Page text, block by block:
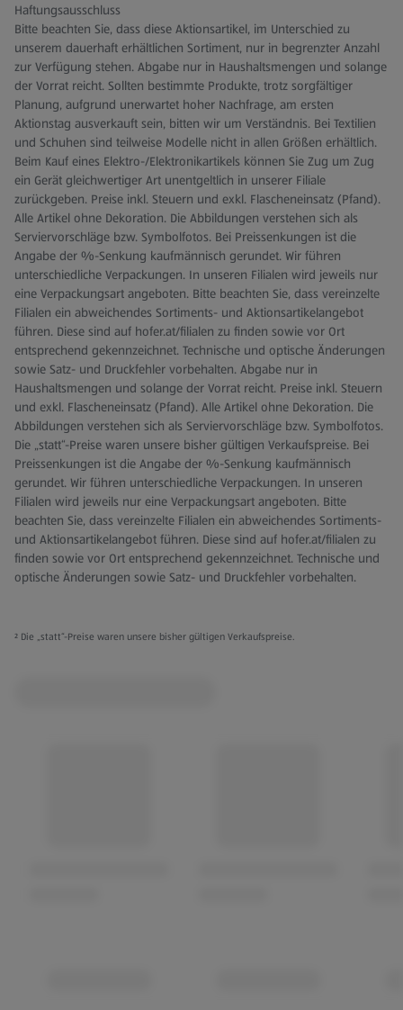
Haftungsausschluss
Bitte beachten Sie, dass diese Aktionsartikel, im Unterschied zu
unserem dauerhaft erhältlichen Sortiment, nur in begrenzter Anzahl
zur Verfügung stehen. Abgabe nur in Haushaltsmengen und solange
der Vorrat reicht. Sollten bestimmte Produkte, trotz sorgfältiger
Planung, aufgrund unerwartet hoher Nachfrage, am ersten
Aktionstag ausverkauft sein, bitten wir um Verständnis. Bei Textilien
und Schuhen sind teilweise Modelle nicht in allen Größen erhältlich.
Beim Kauf eines Elektro-/Elektronikartikels können Sie Zug um Zug
ein Gerät gleichwertiger Art unentgeltlich in unserer Filiale
zurückgeben. Preise inkl. Steuern und exkl. Flascheneinsatz (Pfand).
Alle Artikel ohne Dekoration. Die Abbildungen verstehen sich als
Serviervorschläge bzw. Symbolfotos. Bei Preissenkungen ist die
Angabe der %-Senkung kaufmännisch gerundet. Wir führen
unterschiedliche Verpackungen. In unseren Filialen wird jeweils nur
eine Verpackungsart angeboten. Bitte beachten Sie, dass vereinzelte
Filialen ein abweichendes Sortiments- und Aktionsartikelangebot
führen. Diese sind auf hofer.at/filialen zu finden sowie vor Ort
entsprechend gekennzeichnet. Technische und optische Änderungen
sowie Satz- und Druckfehler vorbehalten. Abgabe nur in
Haushaltsmengen und solange der Vorrat reicht. Preise inkl. Steuern
und exkl. Flascheneinsatz (Pfand). Alle Artikel ohne Dekoration. Die
Abbildungen verstehen sich als Serviervorschläge bzw. Symbolfotos.
Die „statt“-Preise waren unsere bisher gültigen Verkaufspreise. Bei
Preissenkungen ist die Angabe der %-Senkung kaufmännisch
gerundet. Wir führen unterschiedliche Verpackungen. In unseren
Filialen wird jeweils nur eine Verpackungsart angeboten. Bitte
beachten Sie, dass vereinzelte Filialen ein abweichendes Sortiments-
und Aktionsartikelangebot führen. Diese sind auf hofer.at/filialen zu
finden sowie vor Ort entsprechend gekennzeichnet. Technische und
optische Änderungen sowie Satz- und Druckfehler vorbehalten.
² Die „statt“-Preise waren unsere bisher gültigen Verkaufspreise.